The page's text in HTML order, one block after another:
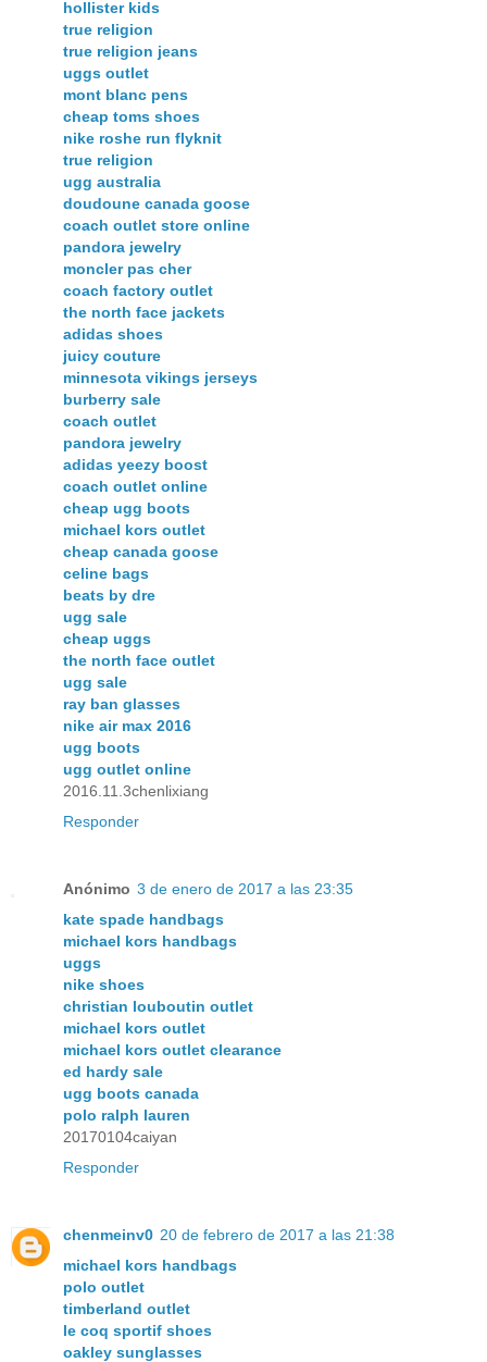
hollister kids
true religion
true religion jeans
uggs outlet
mont blanc pens
cheap toms shoes
nike roshe run flyknit
true religion
ugg australia
doudoune canada goose
coach outlet store online
pandora jewelry
moncler pas cher
coach factory outlet
the north face jackets
adidas shoes
juicy couture
minnesota vikings jerseys
burberry sale
coach outlet
pandora jewelry
adidas yeezy boost
coach outlet online
cheap ugg boots
michael kors outlet
cheap canada goose
celine bags
beats by dre
ugg sale
cheap uggs
the north face outlet
ugg sale
ray ban glasses
nike air max 2016
ugg boots
ugg outlet online
2016.11.3chenlixiang
Responder
Anónimo 3 de enero de 2017 a las 23:35
kate spade handbags
michael kors handbags
uggs
nike shoes
christian louboutin outlet
michael kors outlet
michael kors outlet clearance
ed hardy sale
ugg boots canada
polo ralph lauren
20170104caiyan
Responder
chenmeinv0 20 de febrero de 2017 a las 21:38
michael kors handbags
polo outlet
timberland outlet
le coq sportif shoes
oakley sunglasses